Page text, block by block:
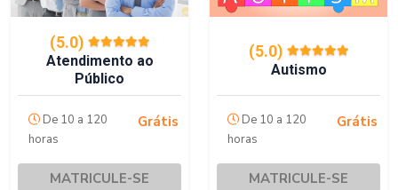
(5.0)
Atendimento ao
Público
De 10 a 120
horas
Grátis
MATRICULE-SE
(5.0)
Autismo
De 10 a 120
horas
Grátis
MATRICULE-SE